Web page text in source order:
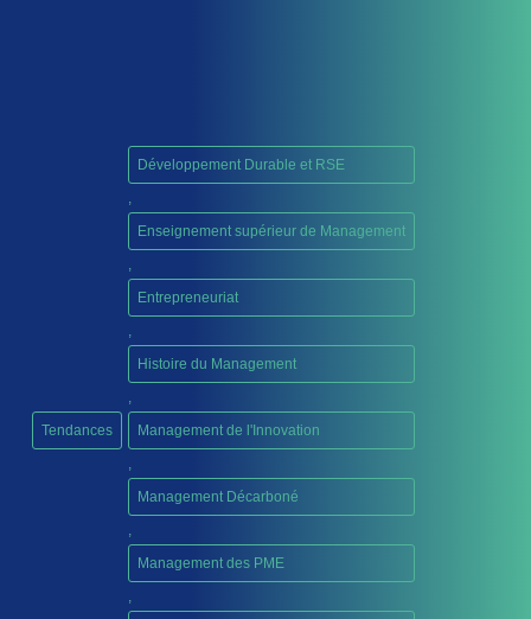
Tendances
Développement Durable et RSE
Enseignement supérieur de Management
Entrepreneuriat
Histoire du Management
Management de l'Innovation
Management Décarboné
Management des PME